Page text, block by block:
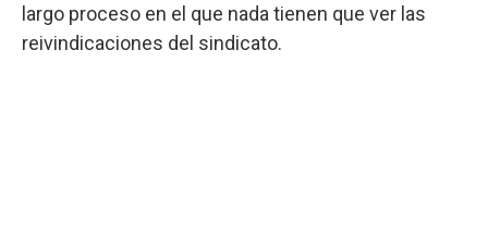
largo proceso en el que nada tienen que ver las
reivindicaciones del sindicato.